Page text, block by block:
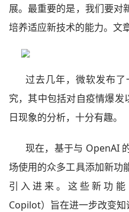
展。最重要的是，我们要对
培养适应新技术的能力。文
过去几年，微软发布
究，其中包括对自疫情爆发
日现象的分析，十分有趣。
现在，基于与 OpenAI
场使用的众多工具添加新功
引入进来。这些新功
Copilot）旨在进一步改变知